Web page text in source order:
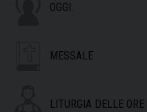
OGGI:
MESSALE
LITURGIA DELLE ORE